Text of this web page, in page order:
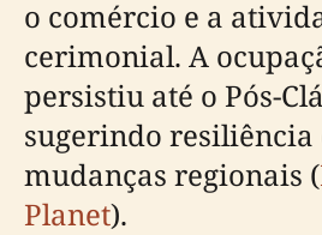
o comércio e a
cerimonial. A
persistiu até o Pós-
sugerindo resiliência
mudanças regionais (
Planet).